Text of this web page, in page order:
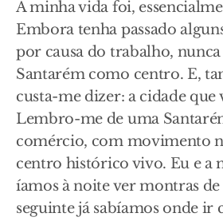
A minha vida foi,
Embora tenha passado
por causa do trabalho,
Santarém como centro. E,
custa-me dizer: a cidade que
Lembro-me de uma
comércio, com movimento
centro histórico vivo. Eu e a
íamos à noite ver montras
seguinte já sabíamos onde ir